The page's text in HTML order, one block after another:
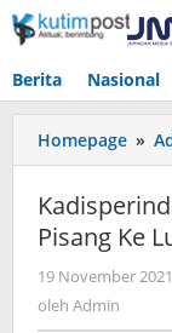
Lewati
ke
Berita Nasional
Homepage »
Pisang Ke
19 November 2021
oleh Admin